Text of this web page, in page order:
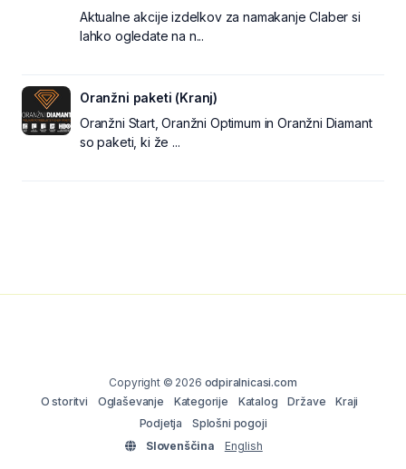
Aktualne akcije izdelkov za namakanje Claber si
lahko ogledate na n...
Oranžni paketi (Kranj)
Oranžni Start, Oranžni Optimum in Oranžni Diamant
so paketi, ki že ...
Copyright © 2026 odpiralnicasi.com
O storitvi
Oglaševanje Kategorije Katalog Države
Kraji
Podjetja
Splošni pogoji
Slovenščina
English